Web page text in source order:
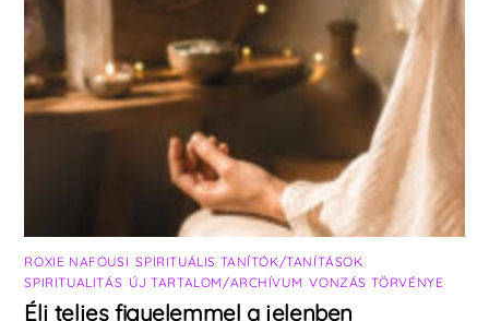
ROXIE NAFOUSI ,SPIRITUÁLIS TANÍTÓK/TANÍTÁSOK
SPIRITUALITÁS ÚJ TARTALOM/ARCHÍVUM ,VONZÁS TÖRVÉNYE
Élj teljes figyelemmel a jelenben